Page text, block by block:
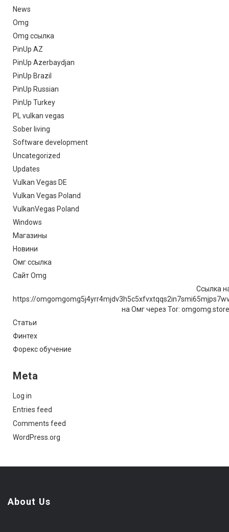
News
Omg
Omg ссылка
PinUp AZ
PinUp Azerbaydjan
PinUp Brazil
PinUp Russian
PinUp Turkey
PL vulkan vegas
Sober living
Software development
Uncategorized
Updates
Vulkan Vegas DE
Vulkan Vegas Poland
VulkanVegas Poland
Windows
Магазины
Новини
Омг ссылка
Сайт Omg
Ссылка
https://
на Омг через Tor:
Статьи
Финтех
Форекс обучение
Meta
Log in
Entries feed
Comments feed
WordPress.org
About Us